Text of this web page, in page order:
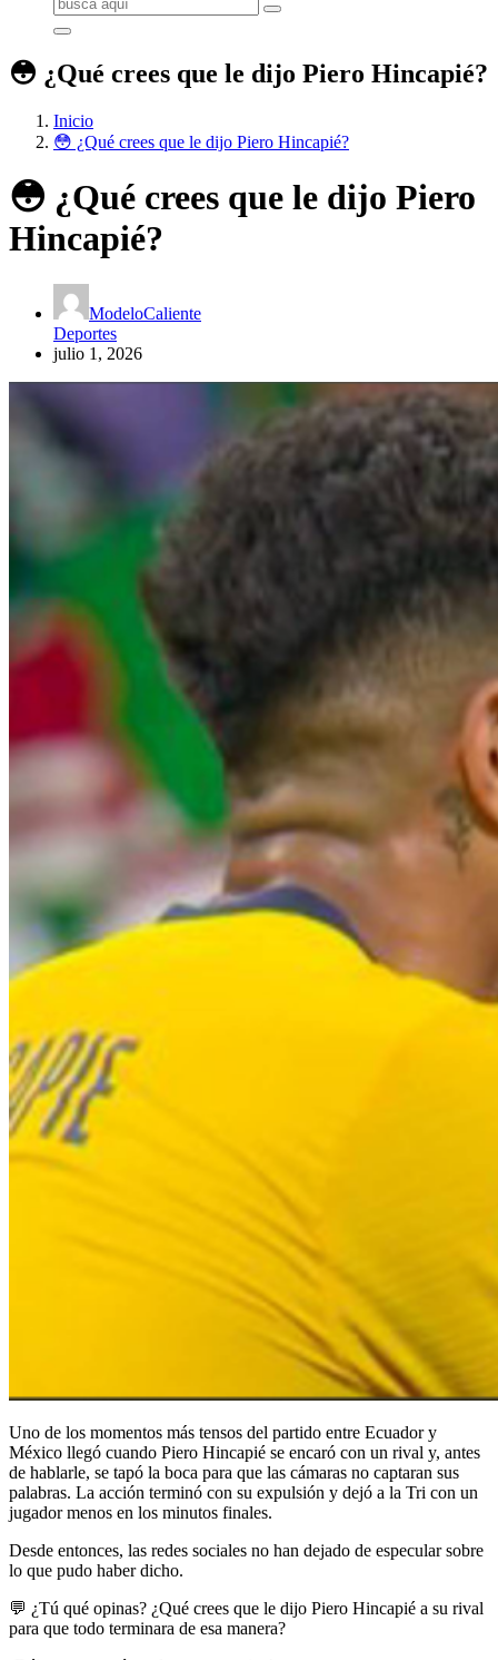
😳 ¿Qué crees que le dijo Piero Hincapié?
Inicio
😳 ¿Qué crees que le dijo Piero Hincapié?
😳 ¿Qué crees que le dijo Piero
Hincapié?
ModeloCaliente
Deportes
julio 1, 2026
Uno de los momentos más tensos del partido entre Ecuador y
México llegó cuando Piero Hincapié se encaró con un rival y, antes
de hablarle, se tapó la boca para que las cámaras no captaran sus
palabras. La acción terminó con su expulsión y dejó a la Tri con un
jugador menos en los minutos finales.
Desde entonces, las redes sociales no han dejado de especular sobre
lo que pudo haber dicho.
💬 ¿Tú qué opinas? ¿Qué crees que le dijo Piero Hincapié a su rival
para que todo terminara de esa manera?